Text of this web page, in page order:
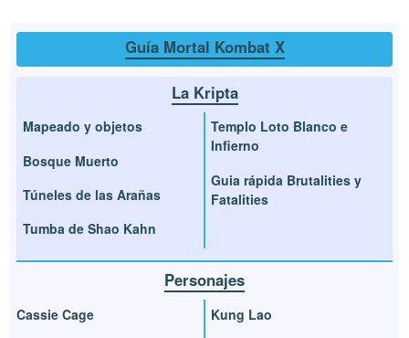
Guía Mortal Kombat X
La Kripta
Mapeado y objetos
Bosque Muerto
Túneles de las Arañas
Tumba de Shao Kahn
Templo Loto Blanco e
Infierno
Guia rápida Brutalities y
Fatalities
Personajes
Cassie Cage
Kung Lao